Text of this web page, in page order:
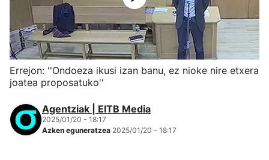
Errejon: ''Ondoeza ikusi izan banu, ez nioke nire etxera
joatea proposatuko''
Agentziak | EITB Media
2025/01/20 - 18:17
Azken eguneratzea 2025/01/20 - 18:17